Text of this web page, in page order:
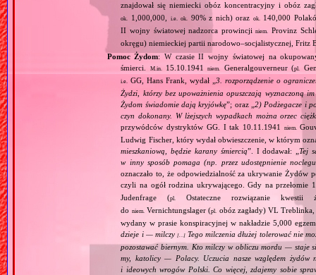
znajdował się niemiecki obóz koncentracyjny i obóz
ok. 1,000,000, i.e. ok. 90% z nich) oraz ok. 140,000
II wojny światowej nadzorca prowincjiniem. Provinz
okręgu) niemieckiej partii narodowo–socjalistycznej, Fritz
Pomoc Żydom: W czasie II wojny światowej na
śmierci.
M.in. 15.10.1941niem. Generalgouverneur (pl.
i.e. GG, Hans Frank, wydał „3. rozporządzenie o
Żydzi, którzy bez upoważnienia opuszczają wyznaczoną
Żydom świadomie dają kryjówkę”; oraz „2) Podżegacze i
czyn dokonany. W lżejszych wypadkach można orzec
przywódców dystryktów GG. I tak 10.11.1941
niem.
Ludwig Fischer, który wydał obwieszczenie, w którym
mieszkaniową, będzie karany śmiercią”. I dodawał: „Tej
w inny sposób pomaga (np. przez udostępnienie
oznaczało to, że odpowiedzialność za ukrywanie Żydów
czyli na ogół rodzina ukrywającego. Gdy na
Judenfrage (pl.
Ostateczne rozwiązanie
do niem. Vernichtungslager (pl. obóz zagłady) VL
wydany w prasie konspiracyjnej w nakładzie 5,000
dzieje i — milczy […]Tego milczenia dłużej tolerować nie
pozostawać biernym. Kto milczy w obliczu mordu — staje
my, katolicy — Polacy. Uczucia nasze względem żydów
i ideowych wrogów Polski. Co więcej, zdajemy sobie